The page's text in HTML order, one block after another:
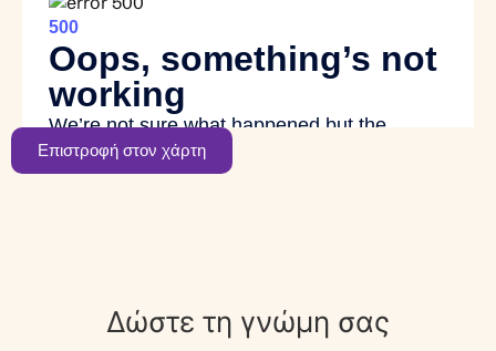
Επιστροφή στον χάρτη
Δώστε τη γνώμη σας